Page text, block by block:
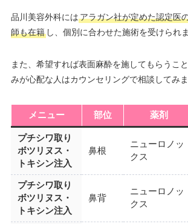
品川美容外科にはアラガン社が定めた認定医
師も在籍し、個別に合わせた施術を受けられま
また、希望すれば表面麻酔を施してもらうこ
みが心配な人はカウンセリングで相談してみま
メニュー 部位 薬剤
プチシワ取り
ボツリヌス・
トキシン注入
鼻根
ニューロノッ
クス
プチシワ取り
ボツリヌス・
トキシン注入
鼻背
ニューロノッ
クス